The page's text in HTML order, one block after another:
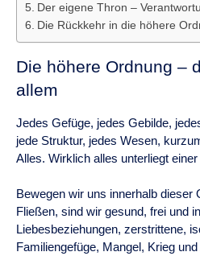
Der eigene Thron –
Die Rückkehr in die höhere
Die höhere Ordnung –
allem
Jedes Gefüge, jedes Gebilde,
jede Struktur, jedes Wesen,
Alles. Wirklich alles unterliegt
Bewegen wir uns innerhalb dieser
Fließen, sind wir gesund, frei und
Liebesbeziehungen, zerstrittene,
Familiengefüge, Mangel, Krieg